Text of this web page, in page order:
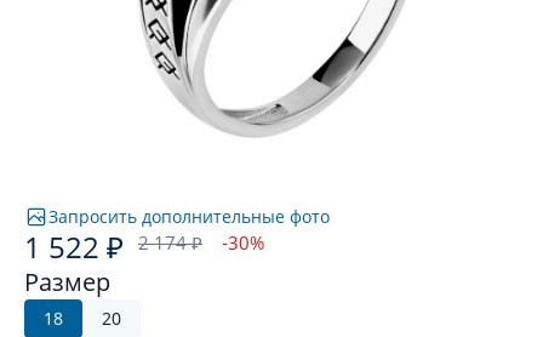
Запросить дополнительные фото
1 522 ₽ 2 174 ₽ -30%
Размер
18
20